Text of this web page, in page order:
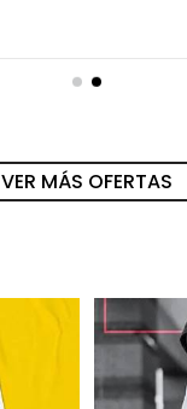
VER MÁS OFERTAS